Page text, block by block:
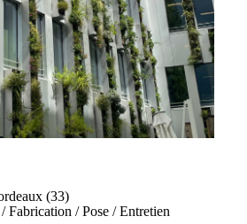
(33)
Fabrication / Pose / Entretien